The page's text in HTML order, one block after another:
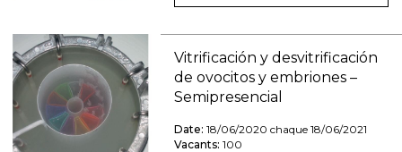
Vitrificación y desvitrificación
de ovocitos y embriones –
Semipresencial
Date: 18/06/2020 chaque 18/06/2021
Vacants: 100